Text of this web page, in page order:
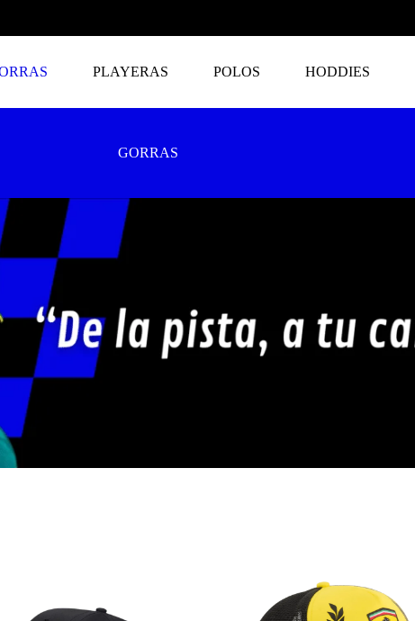
PLAYERAS POLOS HODDIES
GORRAS